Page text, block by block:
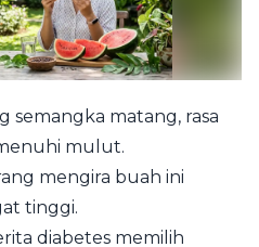
semangka matang, rasa
mulut.
mengira buah ini
tinggi.
diabetes memilih